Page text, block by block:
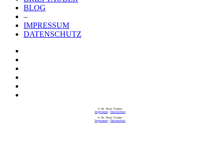
BLOG
–
IMPRESSUM
DATENSCHUTZ
© Dr. Peter Tauber
Impressum| Datenschutz
© Dr. Peter Tauber
Impressum| Datenschutz